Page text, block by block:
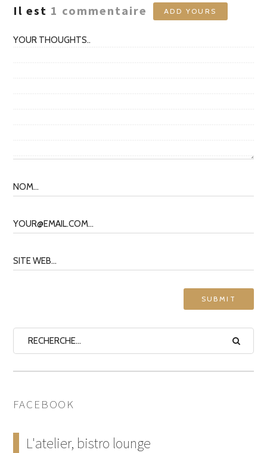
Il est 1 commentaire ADD YOURS
FACEBOOK
L'atelier, bistro lounge